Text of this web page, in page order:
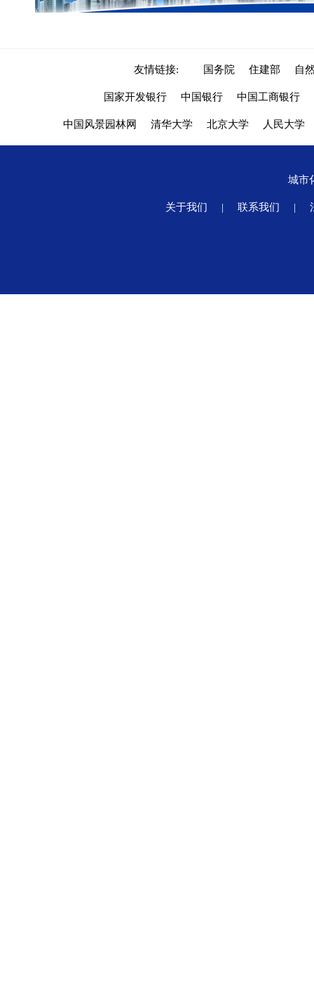
友情链接: 国务院 住建部 自
国家开发银行 中国银行 中国工商银行
中国风景园林网 清华大学 北京大学 人民大学
城市
关于我们 | 联系我们 |